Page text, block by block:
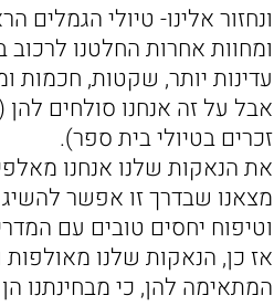
ומחוות אחרות החלטנו
עדינות יותר, שקטות, חכמות
אבל על זה אנחנו סולחים
זכרים בטיולי בית ספר).
את הנאקות שלנו אנחנו
מצאנו שבדרך זו אפשר
וטיפוח יחסים טובים עם
אז כן, הנאקות שלנו מאולפות
המתאימה להן, כי מבחינתנו